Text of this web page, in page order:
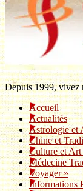
Depuis 1999, vivez
Accueil
Actualités
Astrologie et
Chine et
Culture et
Médecine
Voyager»
Informations